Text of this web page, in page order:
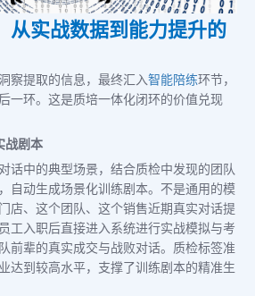
从实战数据到能力提升的
察提取的信息，最终汇入智能陪练环节，
一环。这是质培一体化闭环的价值兑现
战剧本
话中的典型场景，结合质检中发现的团队
自动生成场景化训练剧本。不是通用的模
店、这个团队、这个销售近期真实对话提
工入职后直接进入系统进行实战模拟与考
前辈的真实成交与战败对话。质检标签准
达到较高水平，支撑了训练剧本的精准生